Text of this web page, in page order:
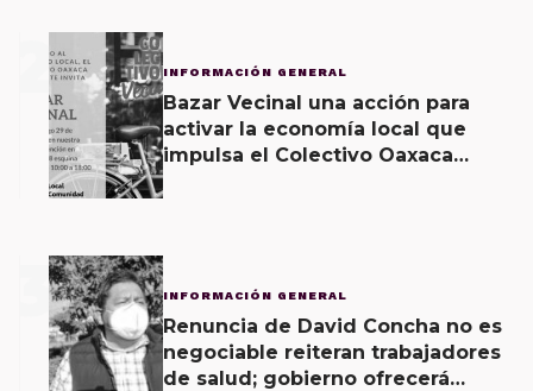
2 INFORMACIÓN GENERAL
Bazar Vecinal una acción para
activar la economía local que
impulsa el Colectivo Oaxaca
3 INFORMACIÓN GENERAL
Renuncia de David Concha no es
negociable reiteran trabajadores
de salud; gobierno ofrecerá